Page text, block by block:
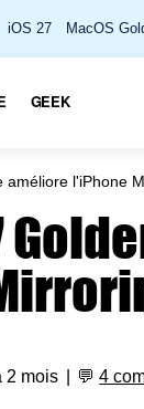
iOS 27 MacOS
GEEK
améliore l'iPhone
2 mois 💬4